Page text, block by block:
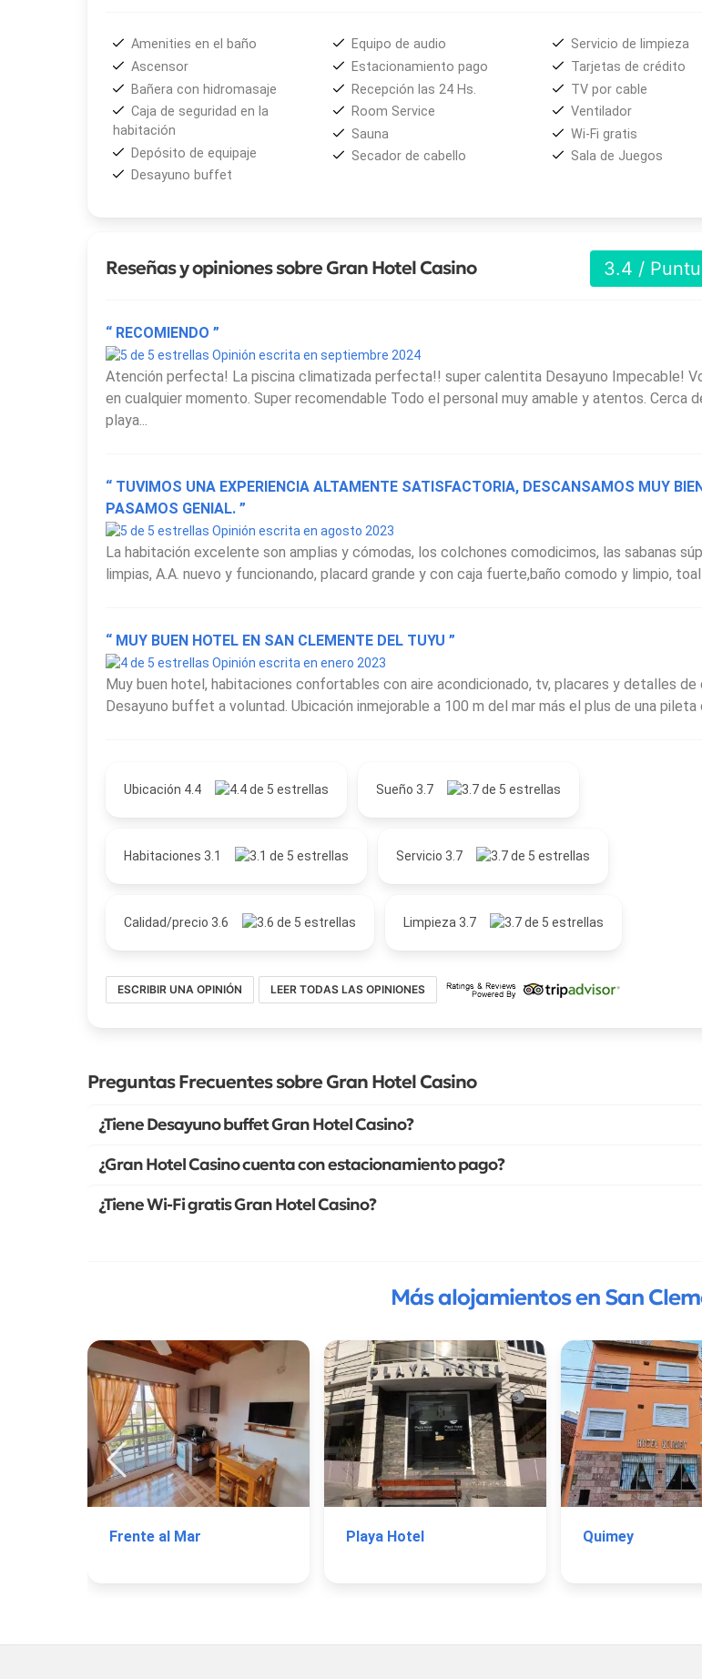
Amenities en el baño
Ascensor
Bañera con hidromasaje
Caja de seguridad en la
habitación
Depósito de equipaje
Desayuno buffet
Equipo de audio
Estacionamiento pago
Recepción las 24 Hs.
Room Service
Sauna
Secador de cabello
Servicio de limpieza
Tarjetas de crédito
TV por cable
Ventilador
Wi-Fi gratis
Sala de Juegos
3.4 /
Reseñas y opiniones sobre Gran Hotel Casino
“ RECOMIENDO ”
Opinión escrita en septiembre 2024
Atención perfecta! La piscina climatizada perfecta!! super calentita Desayuno Impecable!
en cualquier momento. Super recomendable Todo el personal muy amable y atentos. Cerca
playa...
“ TUVIMOS UNA EXPERIENCIA ALTAMENTE SATISFACTORIA, DESCANSAMOS MUY
PASAMOS GENIAL. ”
Opinión escrita en agosto 2023
La habitación excelente son amplias y cómodas, los colchones comodicimos, las sabanas
limpias, A.A. nuevo y funcionando, placard grande y con caja fuerte,baño comodo y limpio,
“ MUY BUEN HOTEL EN SAN CLEMENTE DEL TUYU ”
Opinión escrita en enero 2023
Muy buen hotel, habitaciones confortables con aire acondicionado, tv, placares y detalles
Desayuno buffet a voluntad. Ubicación inmejorable a 100 m del mar más el plus de una pileta
Ubicación 4.4 Sueño 3.7
Habitaciones 3.1 Servicio 3.7
Calidad/precio 3.6 Limpieza 3.7
ESCRIBIR UNA OPINIÓN LEER TODAS LAS OPINIONES
Preguntas Frecuentes sobre Gran Hotel Casino
¿Tiene Desayuno buffet Gran Hotel Casino?
¿Gran Hotel Casino cuenta con estacionamiento pago?
¿Tiene Wi-Fi gratis Gran Hotel Casino?
Más alojamientos en San
Frente al Mar Playa Hotel Quimey